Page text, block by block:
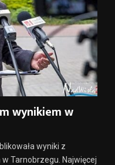
wynikiem w
wyniki z
Tarnobrzegu. Najwięcej